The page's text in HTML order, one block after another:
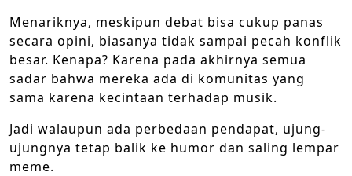
Menariknya, meskipun debat bisa cukup panas
secara opini, biasanya tidak sampai pecah konflik
besar. Kenapa? Karena pada akhirnya semua
sadar bahwa mereka ada di komunitas yang
sama karena kecintaan terhadap musik.
Jadi walaupun ada perbedaan pendapat, ujung-
ujungnya tetap balik ke humor dan saling lempar
meme.